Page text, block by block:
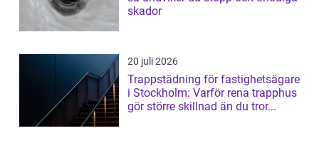
skador
20 juli 2026
Trappstädning för fastighetsägare
i Stockholm: Varför rena trapphus
gör större skillnad än du tror...